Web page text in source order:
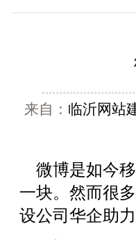
来自： 临沂网站
微博是如今
一块。然而很
设公司华企助